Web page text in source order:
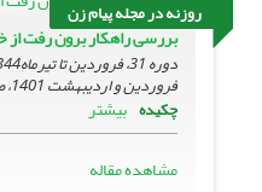
روزنه در مجله پیام زن
بررسی راهکار برون رفت از
فروردین و اردیبهشت 1401، صفحه
چکیده بیشتر
مشاهده مقاله